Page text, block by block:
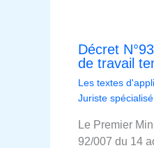
Décret
de travail
Les textes
Juriste
Le Premier
92/007 du 14